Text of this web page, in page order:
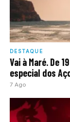
DESTAQUE
Vai à Maré. De
especial dos
7 Ago